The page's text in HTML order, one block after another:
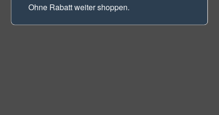
Ohne Rabatt weiter shoppen.